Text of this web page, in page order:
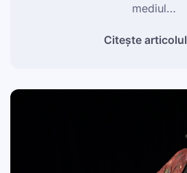
mediul…
Citește articolul